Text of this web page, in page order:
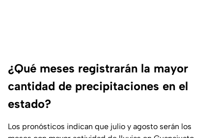
¿Qué meses registrarán la mayor
cantidad de precipitaciones en el
estado?
Los pronósticos indican que julio y agosto serán los